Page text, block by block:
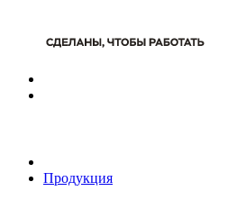
Продукция